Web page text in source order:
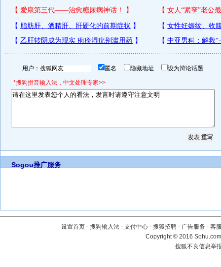
用户： 匿名 隐藏地址 设为辩论话题
*搜狗拼音输入法，中文处理专家>>
Sogou推广服务
设置首页 - 搜狗输入法 - 支付中心 - 搜狐招聘 - 广告服务 - 客
Copyright©2016
搜狐不良信息举